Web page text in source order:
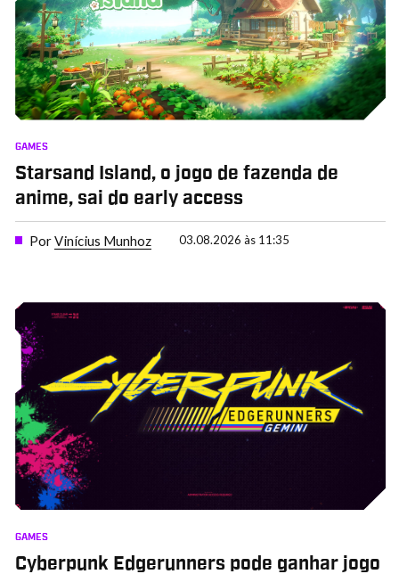
GAMES
Starsand Island, o jogo de fazenda de
anime, sai do early access
PorVinícius Munhoz 03.08.2026 às 11:35
GAMES
Cyberpunk Edgerunners pode ganhar jogo